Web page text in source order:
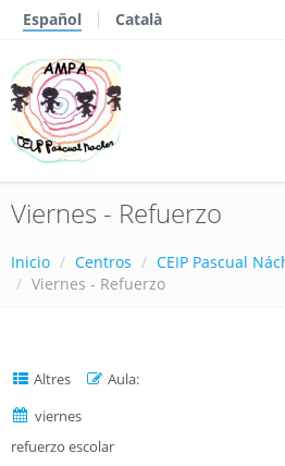
Español Català
Viernes - Refuerzo
Inicio Centros CEIP Pascual
Viernes - Refuerzo
Altres
Aula:
viernes
refuerzo escolar